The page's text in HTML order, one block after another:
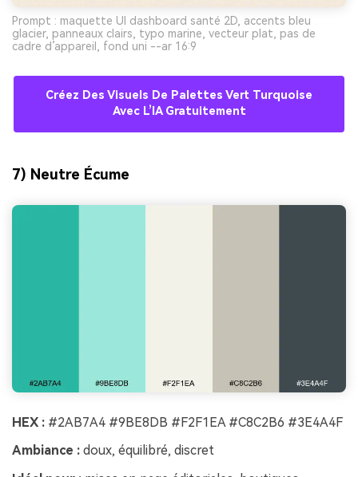
Prompt : maquette UI dashboard santé 2D, accents bleu
glacier, panneaux clairs, typo marine, vecteur plat, pas de
cadre d’appareil, fond uni --ar 16:9
Créez Des Visuels De Palettes Vert Turquoise
Avec L’IA Gratuitement
7) Neutre Écume
HEX : #2AB7A4 #9BE8DB #F2F1EA #C8C2B6 #3E4A4F
Ambiance : doux, équilibré, discret